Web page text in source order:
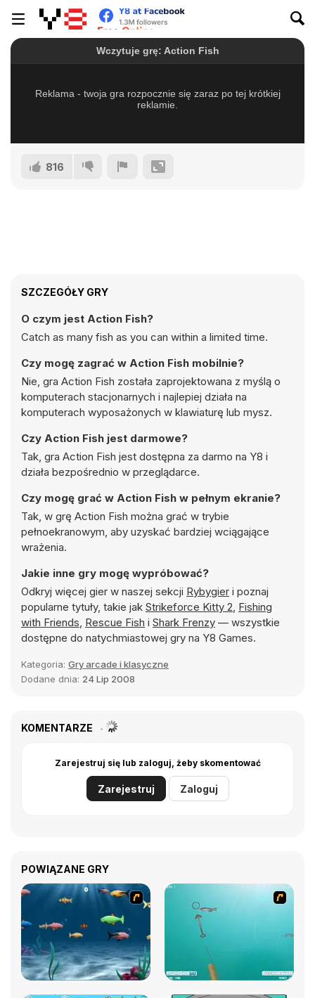
816
SZCZEGÓŁY GRY
O czym jest Action Fish?
Catch as many fish as you can within a limited time.
Czy mogę zagrać w Action Fish mobilnie?
Nie, gra Action Fish została zaprojektowana z myślą o
komputerach stacjonarnych i najlepiej działa na
komputerach wyposażonych w klawiaturę lub mysz.
Czy Action Fish jest darmowe?
Tak, gra Action Fish jest dostępna za darmo na Y8 i
działa bezpośrednio w przeglądarce.
Czy mogę grać w Action Fish w pełnym ekranie?
Tak, w grę Action Fish można grać w trybie
pełnoekranowym, aby uzyskać bardziej wciągające
wrażenia.
Jakie inne gry mogę wypróbować?
Odkryj więcej gier w naszej sekcji Rybygier i poznaj
popularne tytuły, takie jak Strikeforce Kitty 2, Fishing
with Friends, Rescue Fish i Shark Frenzy — wszystkie
dostępne do natychmiastowej gry na Y8 Games.
Kategoria: Gry arcade i klasyczne
Dodane dnia: 24 Lip 2008
KOMENTARZE
Zarejestruj się lub zaloguj, żeby skomentować
Zarejestruj Zaloguj
POWIĄZANE GRY